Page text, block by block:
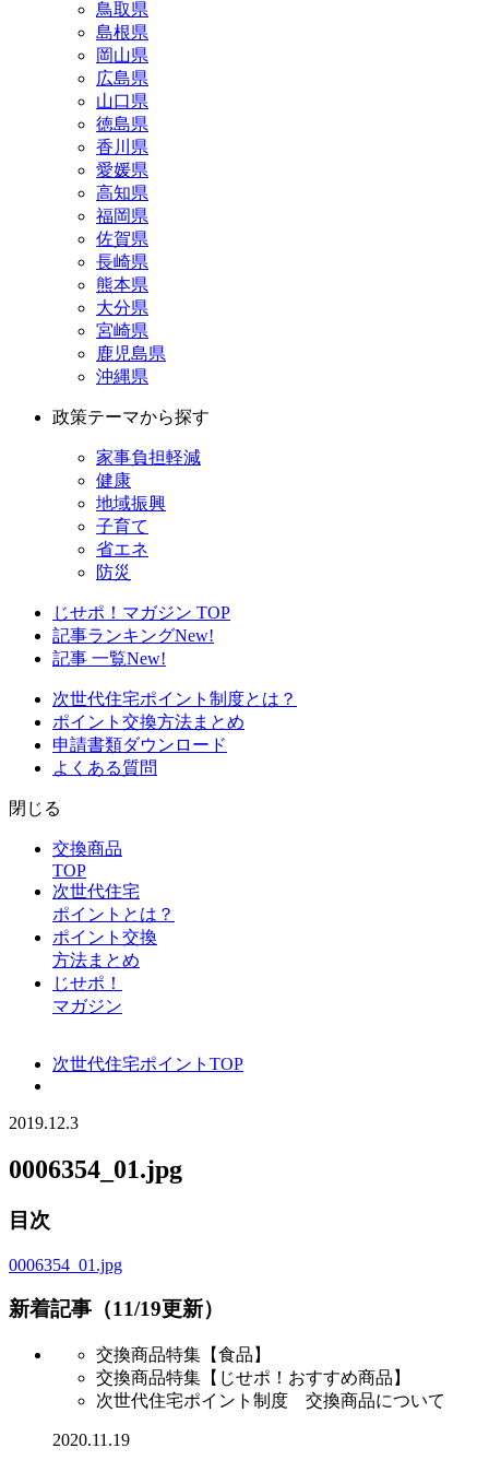
鳥取県
島根県
岡山県
広島県
山口県
徳島県
香川県
愛媛県
高知県
福岡県
佐賀県
長崎県
熊本県
大分県
宮崎県
鹿児島県
沖縄県
政策テーマから探す
家事負担軽減
健康
地域振興
子育て
省エネ
防災
じせポ！マガジン TOP
記事ランキングNew!
記事 一覧New!
次世代住宅ポイント制度とは？
ポイント交換方法まとめ
申請書類ダウンロード
よくある質問
閉じる
交換商品
TOP
次世代住宅
ポイントとは？
ポイント交換
方法まとめ
じせポ！
マガジン
次世代住宅ポイントTOP
2019.12.3
0006354_01.jpg
目次
0006354_01.jpg
新着記事（11/19更新）
交換商品特集【食品】
交換商品特集【じせポ！おすすめ商品】
次世代住宅ポイント制度 交換商品について
2020.11.19